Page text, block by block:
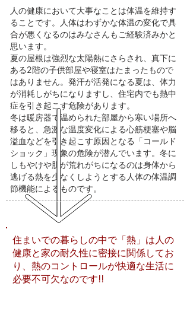
人の健康において大事なことは体温を維持す
ることです。人体はわずかな体温の変化で具
合が悪くなるのはみなさんもご経験済みかと
思います。
夏の屋根は強烈な太陽熱にさらされ、真下に
ある2階の子供部屋や寝室はたまったもので
はありません。発汗が活発になる夏は、体力
が消耗しがちになりますし、住宅内でも熱中
症を引き起こす危険があります。
冬は暖房器で温められた部屋から寒い場所へ
移ると、急激な温度変化による心筋梗塞や脳
溢血などを引き起こす原因となる「コールド
ショック」現象の危険が潜んでいます。冬に
しもやけや肌が荒れがちになるのは身体から
逃げる熱を少なくしようとする人体の体温調
節機能によるものです。
住まいでの暮らしの中で「熱」は人の
健康と家の耐久性に密接に関係してお
り、熱のコントロールが快適な生活に
必要不可欠なのです!!